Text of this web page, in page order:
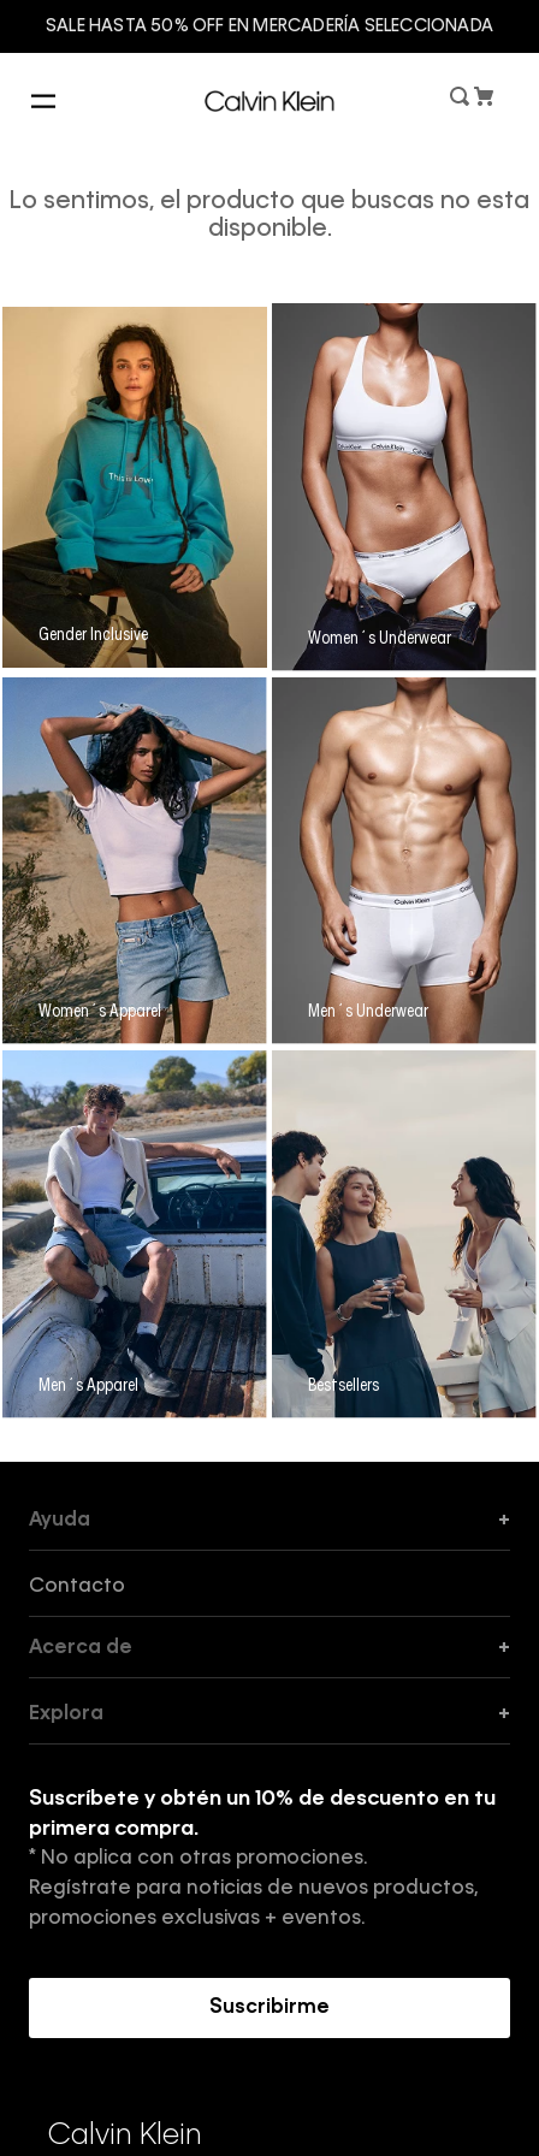
SALE HASTA 50% OFF EN MERCADERÍA SELECCIONADA
Lo sentimos, el producto que buscas no esta
disponible.
Gender Inclusive Women´s Underwear
Women´s Apparel Men´s Underwear
Men´s Apparel Bestsellers
Ayuda +
Contacto
Acerca de +
Tiendas
Aviso de privacidad
Términos y Condiciones
Explora +
Suscríbete y obtén un 10% de descuento en tu
primera compra.
* No aplica con otras promociones.
Regístrate para noticias de nuevos productos,
promociones exclusivas + eventos.
Suscribirme
Calvin Klein